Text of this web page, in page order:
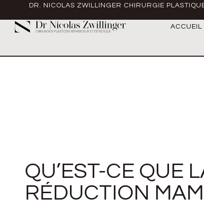
DR. NICOLAS ZWILLINGER CHIRURGIE
ACCUEIL
QU’EST-CE QUE
RÉDUCTION